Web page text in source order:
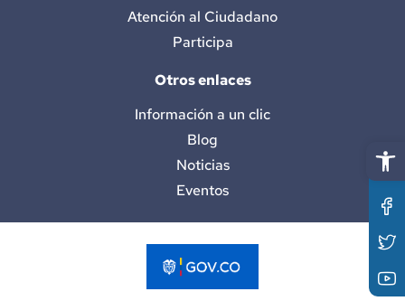
Abrir
Atención al Ciudadano
Participa
Otros enlaces
Información a un clic
Blog
Noticias
Eventos